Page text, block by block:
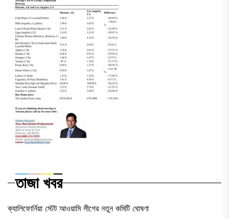
তাজা খবর
ক্যালিফোর্নিয়া স্টেট আওয়ামি লীগের নতুন কমিটি ঘোষণা